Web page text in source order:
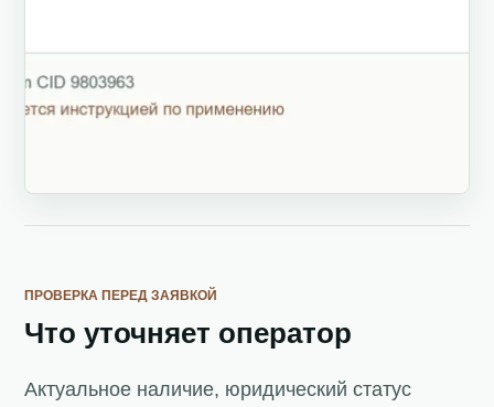
ПРОВЕРКА ПЕРЕД ЗАЯВКОЙ
Что уточняет оператор
Актуальное наличие, юридический статус